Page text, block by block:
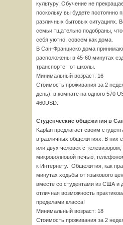
культуру. Обучение не
поскольку вы будете постоянно
различных бытовых ситуациях.
семьи тщательно подобраны,
себя уютно, совсем как дома.
В Сан-Франциско дома
расположены в 45-60 минутах
транспорте от школы.
Минимальный возраст: 16
Стоимость проживания за 2
день): в комнате на одного 570
460USD.
Студенческие общежития в
Kaplan предлагает своим
в различных общежитиях. В них
или двух человек с телевизором,
микроволновой печью,
к Интернету. Общежития, как
минутах ходьбы от языкового
вместе со студентами из США и
отличная возможность
пределами класса!
Минимальный возраст: 18
Стоимость проживания за 2